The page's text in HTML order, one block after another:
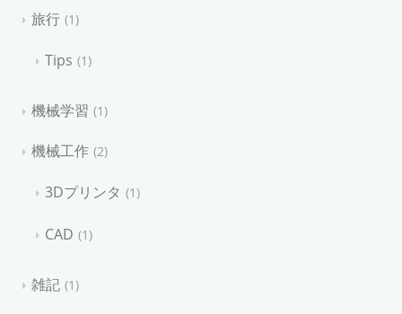
旅行 1
Tips 1
機械学習 1
機械工作 2
3Dプリンタ 1
CAD 1
雑記 1